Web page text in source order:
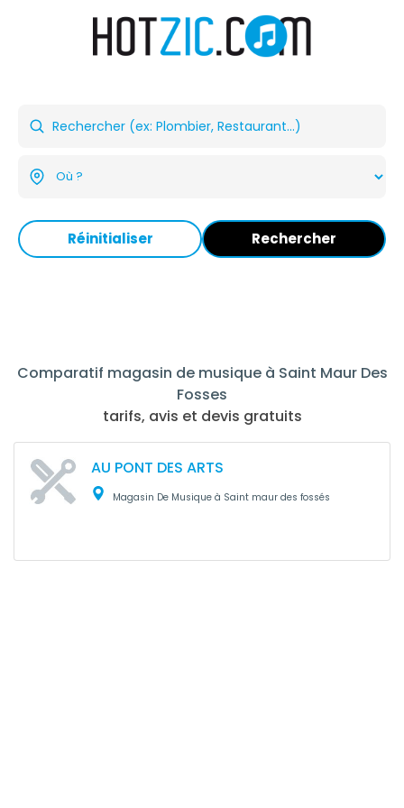
Réinitialiser Rechercher
Comparatif magasin de musique à Saint Maur Des
Fosses
tarifs, avis et devis gratuits
AU PONT DES ARTS
Magasin De Musique à Saint maur des fossés